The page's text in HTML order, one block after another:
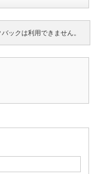
バックは利用できません。